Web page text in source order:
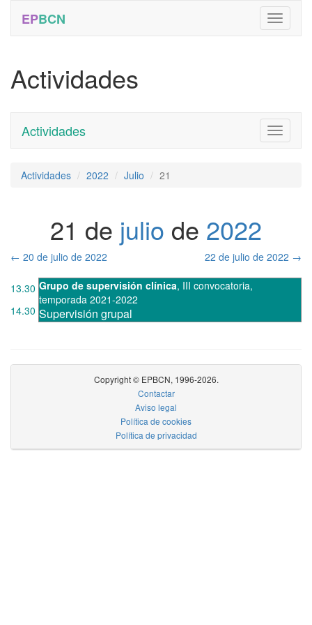
EPBCN
Actividades
Toggle
Actividades
Actividades 2022 Julio 21
21 de julio de 2022
← 20 de julio de 2022 22 de julio de 2022 →
13.30 Grupo de supervisión clínica, III convocatoria,
temporada 2021-2022
Supervisión grupal
14.30
Copyright © EPBCN, 1996-2026.
Contactar
Aviso legal
Política de cookies
Política de privacidad